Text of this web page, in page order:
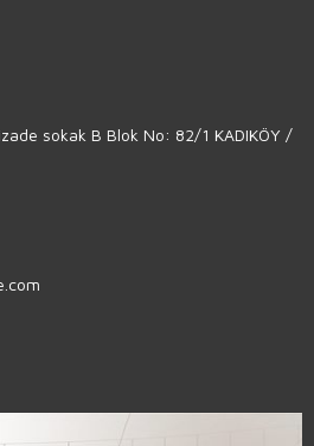
sokak B Blok No: 82/1 KADIKÖY /